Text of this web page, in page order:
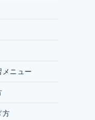
ニュー
方